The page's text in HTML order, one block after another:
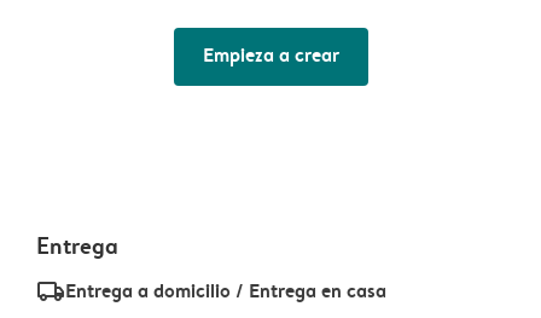
Empieza a crear
Entrega
delivery_standard_v2Entrega a domicilio / Entrega en casa